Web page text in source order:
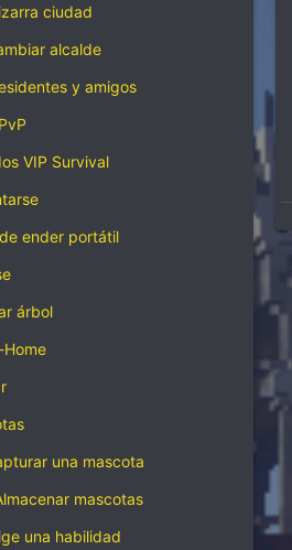
ciudad
alcalde
y amigos
VIP Survival
ender portátil
árbol
Home
una mascota
mascotas
una habilidad